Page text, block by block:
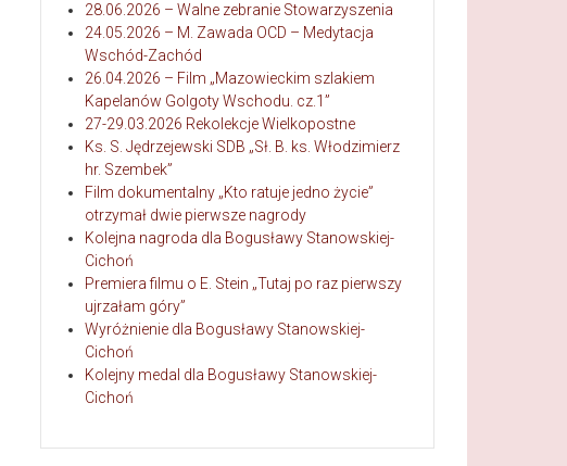
28.06.2026 – Walne zebranie Stowarzyszenia
24.05.2026 – M. Zawada OCD – Medytacja
Wschód-Zachód
26.04.2026 – Film „Mazowieckim szlakiem
Kapelanów Golgoty Wschodu. cz.1”
27-29.03.2026 Rekolekcje Wielkopostne
Ks. S. Jędrzejewski SDB „Sł. B. ks. Włodzimierz
hr. Szembek”
Film dokumentalny „Kto ratuje jedno życie”
otrzymał dwie pierwsze nagrody
Kolejna nagroda dla Bogusławy Stanowskiej-
Cichoń
Premiera filmu o E. Stein „Tutaj po raz pierwszy
ujrzałam góry”
Wyróżnienie dla Bogusławy Stanowskiej-
Cichoń
Kolejny medal dla Bogusławy Stanowskiej-
Cichoń